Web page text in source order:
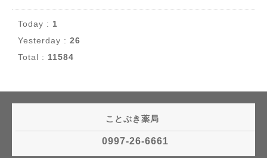
Today : 1
Yesterday : 26
Total : 11584
ことぶき薬局
0997-26-6661